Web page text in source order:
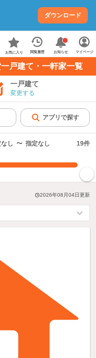
ダウンロード
お気に入り 閲覧履歴 お知らせ マイページ
戸建て・一軒家一覧
一戸建て
変更する
アプリで探す
し 〜 指定なし 19件
2026年08月04日更新